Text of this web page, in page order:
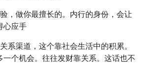
，做你最擅长的。内行的身份，会让
心应手
系渠道，这个靠社会生活中的积累。
一个机会。往往发财靠关系。这话也不